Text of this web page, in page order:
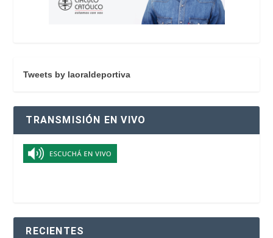
Tweets by laoraldeportiva
TRANSMISIÓN EN VIVO
RECIENTES